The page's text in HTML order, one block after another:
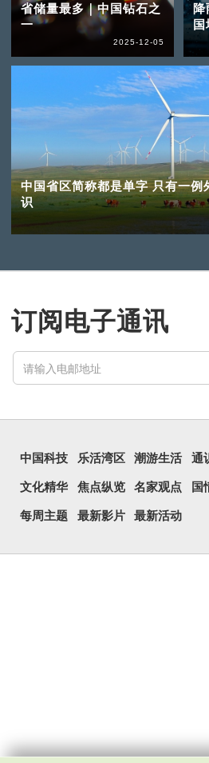
省储量最多｜中国钻石之
一
2025-12-05
国
中国省区简称都是单字 只有一例
识
订阅电子通讯
中国科技 乐活湾区 潮游生活 通
文化精华 焦点纵览 名家观点 国
每周主题 最新影片 最新活动